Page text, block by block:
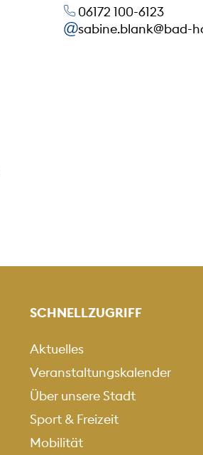
06172 100-6123
sabine.blank@bad-
SCHNELLZUGRIFF
Aktuelles
Veranstaltungskalender
Über unsere Stadt
Sport & Freizeit
Mobilität